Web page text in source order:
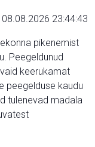
23:44:43
pikenemist
Peegeldunud
keerukamat
peegelduse kaudu
tulenevad madala